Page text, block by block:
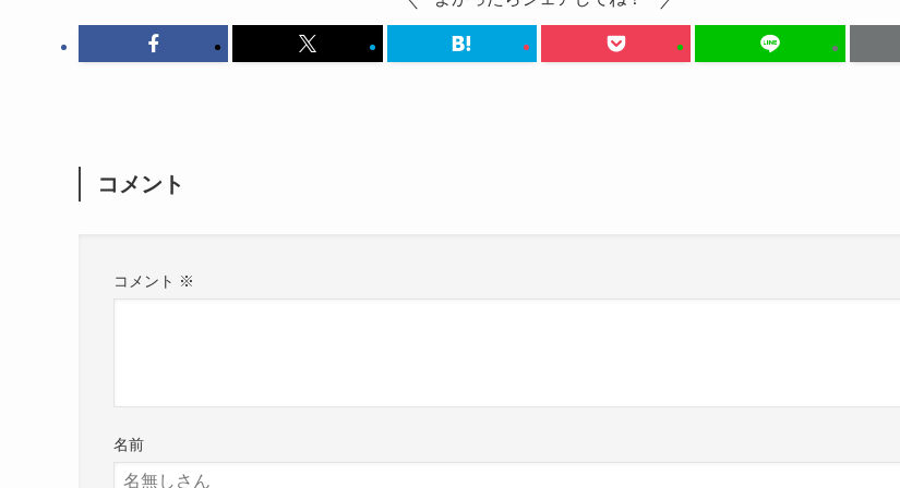
コメント
コメント ※
名前